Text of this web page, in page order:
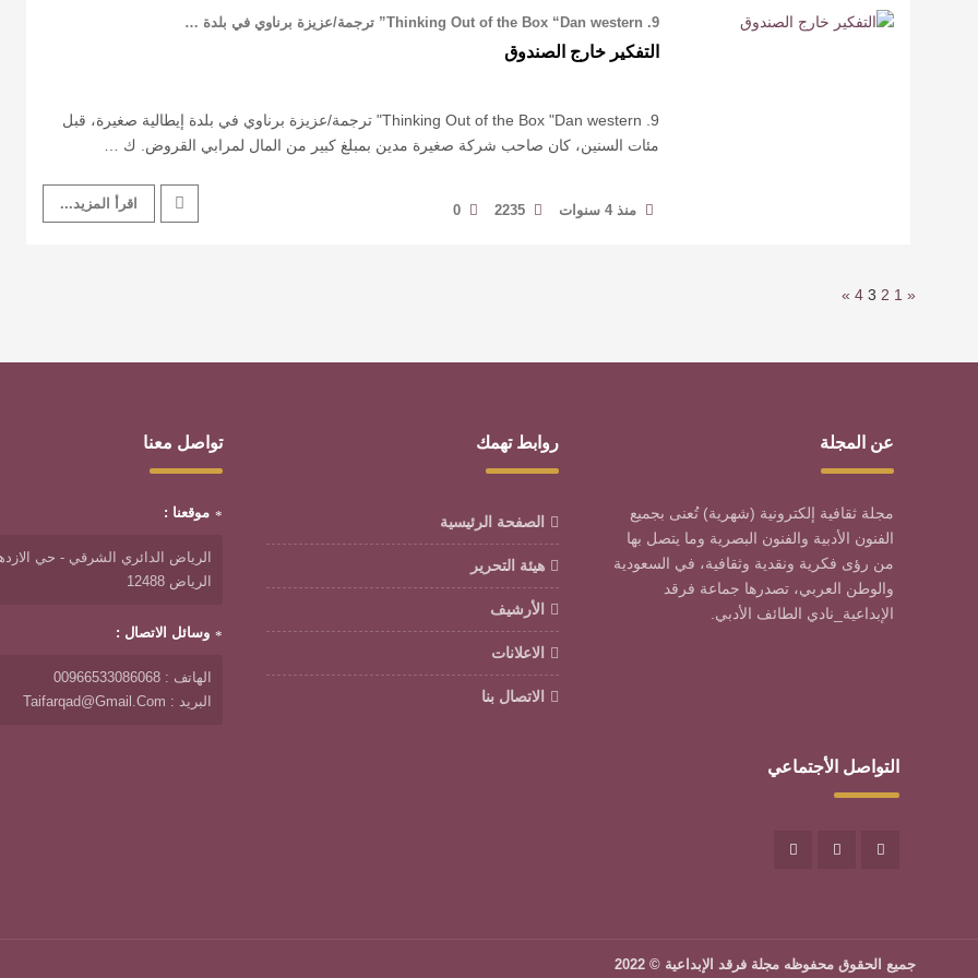
التفكير خارج الصندوق
‏9. Thinking Out of the Box "Dan western" ترجمة/عزيزة برناوي في بلدة إيطالية صغيرة، قبل
مئات السنين، كان صاحب شركة صغيرة مدين بمبلغ كبير من المال لمرابي القروض. ك …
منذ 4 سنوات 2235
0 اقرأ المزيد...
«
1
2
3
4
»
عن المجلة
مجلة ثقافية إلكترونية (شهرية) تُعنى بجميع
الفنون الأدبية والفنون البصرية وما يتصل بها
من رؤى فكرية ونقدية وثقافية، في السعودية
والوطن العربي، تصدرها جماعة فرقد
الإبداعية_نادي الطائف الأدبي.
روابط تهمك
الصفحة الرئيسية
هيئة التحرير
الأرشيف
الاعلانات
الاتصال بنا
تواصل معنا
موقعنا :
الرياض الدائري الشرقي - حي
الرياض 12488
وسائل الاتصال :
الهاتف : 00966533086068
البريد : Taifarqad@gmail.com
التواصل الأجتماعي
جميع الحقوق محفوظه مجلة فرقد الإبداعية © 2022